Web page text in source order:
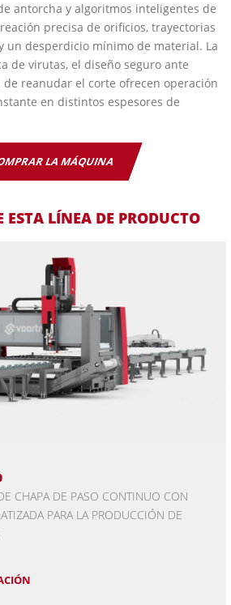
antorcha y algoritmos inteligentes de
precisa de orificios, trayectorias
un desperdicio mínimo de material. La
de virutas, el diseño seguro ante
reanudar el corte ofrecen operación
en distintos espesores de
LA MÁQUINA
LÍNEA DE PRODUCTO
CHAPA DE PASO CONTINUO CON
PARA LA PRODUCCIÓN DE